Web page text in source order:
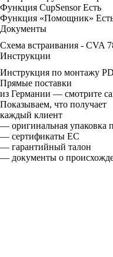
Функция CupSensor Есть
Функция «Помощник»
Документы
Схема встраивания - CVA
Инструкции
Инструкция по монтажу
Прямые поставки
из Германии — смотрите
Показываем, что получает
каждый клиент
— оригинальная упаковка
— сертификаты ЕС
— гарантийный талон
— документы о